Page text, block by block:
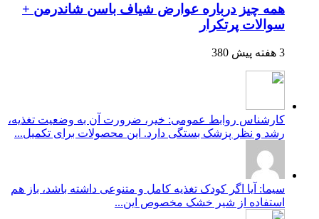
همه چیز درباره عوارض شیاف باسن شاندرمن +
سوالات پرتکرار
3 هفته پیش 380
کارشناس روابط عمومی: خیر، ضرورت آن به وضعیت تغذیه،
رشد و نظر پزشک بستگی دارد. این محصولات برای تکمیل...
سیما: آیا اگر کودک تغذیه کامل و متنوعی داشته باشد، باز هم
استفاده از شیر خشک مخصوص این...